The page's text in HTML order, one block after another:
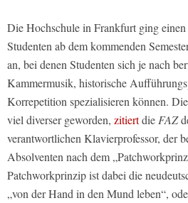
Die Hochschule in Frankfurt ging
Studenten ab dem kommenden
an, bei denen Studenten sich je nach
Kammermusik, historische
Korrepetition spezialisieren können.
viel diverser geworden, zitiertdie FAZ
verantwortlichen Klavierprofessor, der
Absolventen nach dem
Patchworkprinzip ist dabei die
„von der Hand in den Mund leben“,